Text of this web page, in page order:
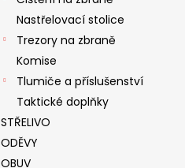
Nastřelovací stolice
Trezory na zbraně
Komise
Tlumiče a příslušenství
Taktické doplňky
STŘELIVO
ODĚVY
OBUV